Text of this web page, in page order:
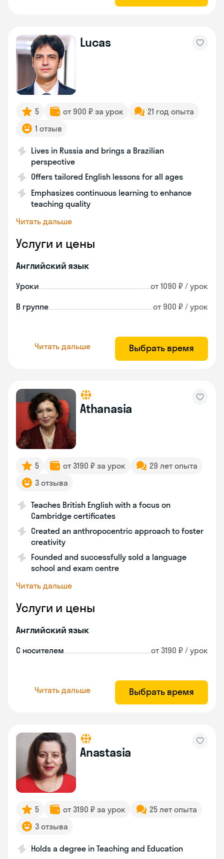
Lucas
5 от 900 ₽ за урок
21 год опыта
1 отзыв
Lives in Russia and brings a Brazilian
perspective
Offers tailored English lessons for all ages
Emphasizes continuous learning to enhance
teaching quality
Читать дальше
Услуги и цены
Английский язык
Уроки от 1090 ₽ / урок
В группе от 900 ₽ / урок
Читать дальше Выбрать время
Athanasia
5 от 3190 ₽ за урок
29 лет опыта
3 отзыва
Teaches British English with a focus on
Cambridge certificates
Created an anthropocentric approach to foster
creativity
Founded and successfully sold a language
school and exam centre
Читать дальше
Услуги и цены
Английский язык
С носителем от 3190 ₽ / урок
Читать дальше Выбрать время
Anastasia
5 от 3190 ₽ за урок
25 лет опыта
3 отзыва
Holds a degree in Teaching and Education